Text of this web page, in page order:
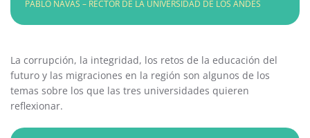
PABLO NAVAS – RECTOR DE LA UNIVERSIDAD DE LOS ANDES
La corrupción, la integridad, los retos de la educación del
futuro y las migraciones en la región son algunos de los
temas sobre los que las tres universidades quieren
reflexionar.